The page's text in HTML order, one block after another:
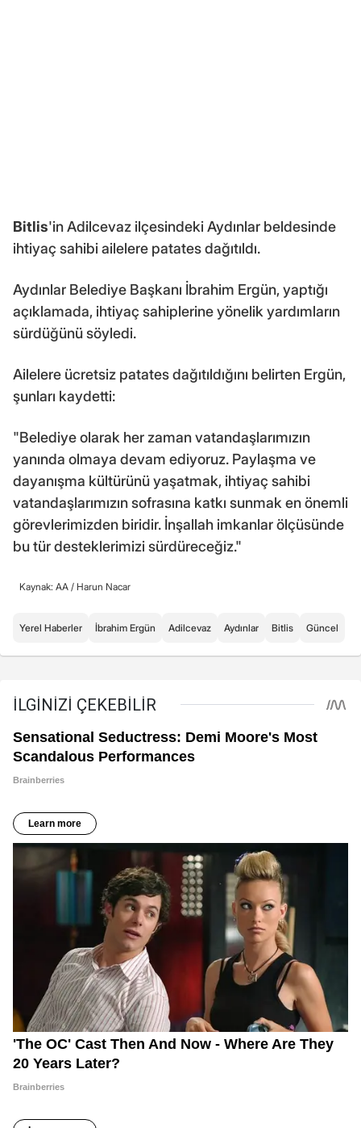
Bitlis'in Adilcevaz ilçesindeki Aydınlar beldesinde
ihtiyaç sahibi ailelere patates dağıtıldı.
Aydınlar Belediye Başkanı İbrahim Ergün, yaptığı
açıklamada, ihtiyaç sahiplerine yönelik yardımların
sürdüğünü söyledi.
Ailelere ücretsiz patates dağıtıldığını belirten Ergün,
şunları kaydetti:
"Belediye olarak her zaman vatandaşlarımızın
yanında olmaya devam ediyoruz. Paylaşma ve
dayanışma kültürünü yaşatmak, ihtiyaç sahibi
vatandaşlarımızın sofrasına katkı sunmak en önemli
görevlerimizden biridir. İnşallah imkanlar ölçüsünde
bu tür desteklerimizi sürdüreceğiz."
Kaynak: AA / Harun Nacar
Yerel Haberler İbrahim Ergün Adilcevaz Aydınlar Bitlis Güncel